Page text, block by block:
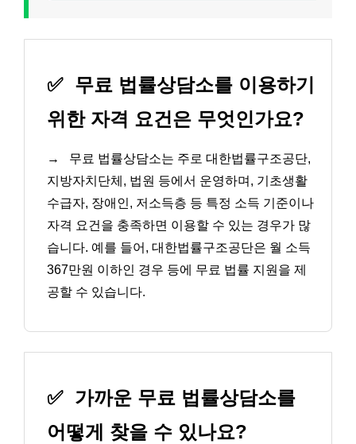
✅ 무료 법률상담소를 이용하기
위한 자격 요건은 무엇인가요?
→
무료 법률상담소는 주로 대한법률구조공단,
지방자치단체, 법원 등에서 운영하며, 기초생활
수급자, 장애인, 저소득층 등 특정 소득 기준이나
자격 요건을 충족하면 이용할 수 있는 경우가 많
습니다. 예를 들어, 대한법률구조공단은 월 소득
367만원 이하인 경우 등에 무료 법률 지원을 제
공할 수 있습니다.
✅ 가까운 무료 법률상담소를
어떻게 찾을 수 있나요?